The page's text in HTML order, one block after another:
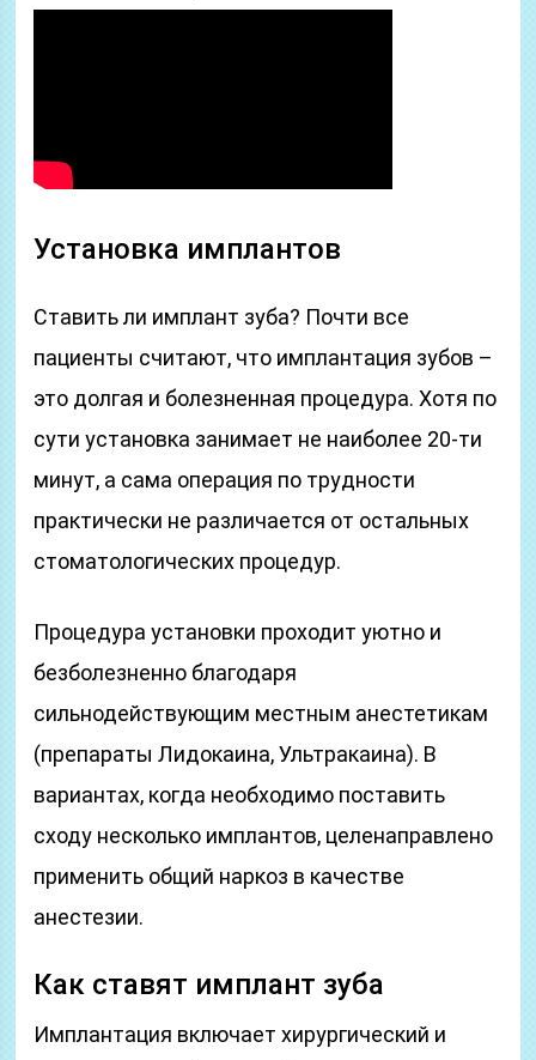
Установка имплантов
Ставить ли имплант зуба? Почти все
пациенты считают, что имплантация зубов –
это долгая и болезненная процедура. Хотя по
сути установка занимает не наиболее 20-ти
минут, а сама операция по трудности
практически не различается от остальных
стоматологических процедур.
Процедура установки проходит уютно и
безболезненно благодаря
сильнодействующим местным анестетикам
(препараты Лидокаина, Ультракаина). В
вариантах, когда необходимо поставить
сходу несколько имплантов, целенаправлено
применить общий наркоз в качестве
анестезии.
Как ставят имплант зуба
Имплантация включает хирургический и